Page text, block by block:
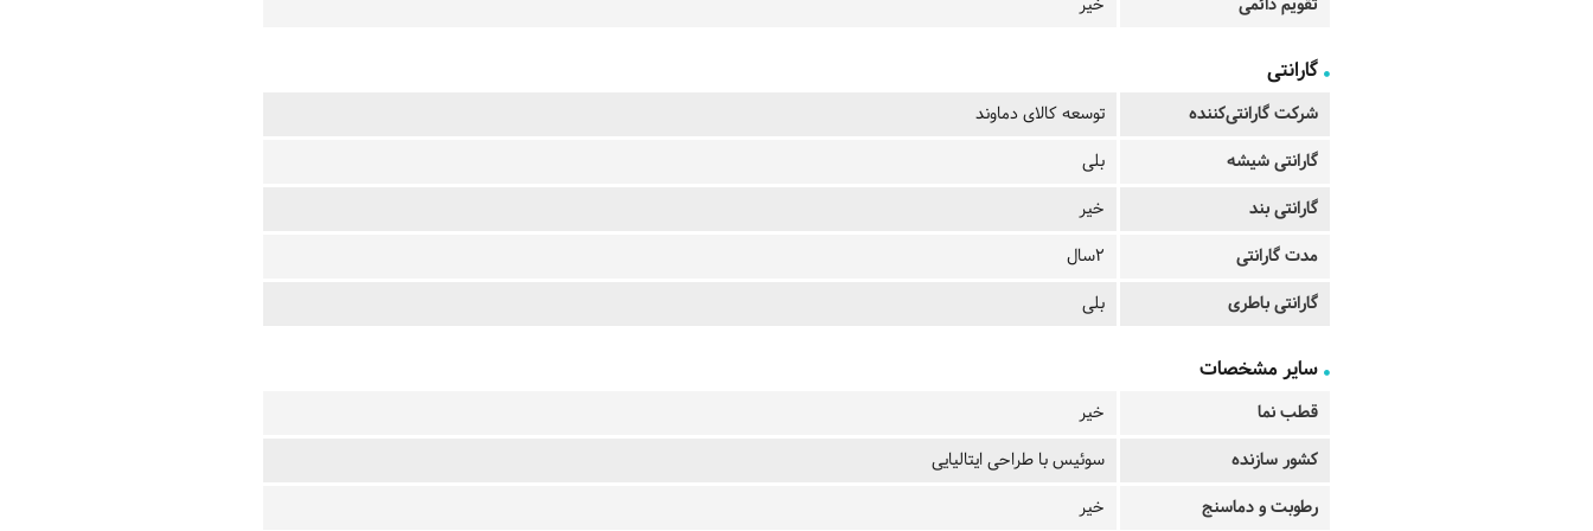
گارانتی
شرکت گارانتی‌کننده
توسعه کالای دماوند
گارانتی شیشه
بلی
گارانتی بند
خیر
مدت گارانتی
2سال
گارانتی باطری
بلی
سایر مشخصات
قطب نما
خیر
کشور سازنده
سوئیس با طراحی ایتالیایی
رطوبت و دماسنج
خیر